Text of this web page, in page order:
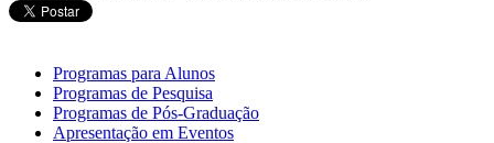
Programas para Alunos
Programas de Pesquisa
Programas de Pós-Graduação
Apresentação em Eventos